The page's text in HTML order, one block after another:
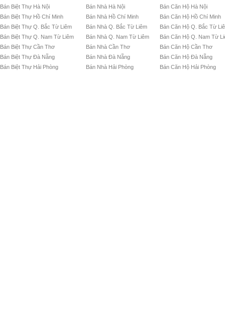
Bán Biệt Thự Hà Nội
Bán Biệt Thự Hồ Chí Minh
Bán Biệt Thự Q. Bắc Từ Liêm
Bán Biệt Thự Q. Nam Từ Liêm
Bán Biệt Thự Cần Thơ
Bán Biệt Thự Đà Nẵng
Bán Biệt Thự Hải Phòng
Bán Nhà Hà Nội
Bán Nhà Hồ Chí Minh
Bán Nhà Q. Bắc Từ Liêm
Bán Nhà Q. Nam Từ Liêm
Bán Nhà Cần Thơ
Bán Nhà Đà Nẵng
Bán Nhà Hải Phòng
Bán Căn Hộ Hà Nội
Bán Căn Hộ Hồ Chí Minh
Bán Căn Hộ Q. Bắc Từ
Bán Căn Hộ Q. Nam Từ
Bán Căn Hộ Cần Thơ
Bán Căn Hộ Đà Nẵng
Bán Căn Hộ Hải Phòng